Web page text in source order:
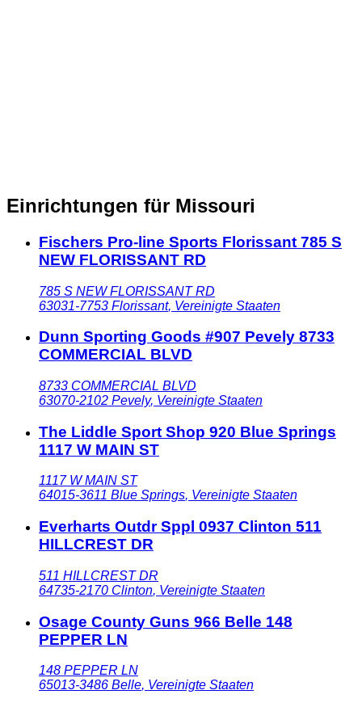
Einrichtungen für Missouri
Fischers Pro-line Sports Florissant 785 S
NEW FLORISSANT RD
785 S NEW FLORISSANT RD
63031-7753 Florissant, Vereinigte Staaten
Dunn Sporting Goods #907 Pevely 8733
COMMERCIAL BLVD
8733 COMMERCIAL BLVD
63070-2102 Pevely, Vereinigte Staaten
The Liddle Sport Shop 920 Blue Springs
1117 W MAIN ST
1117 W MAIN ST
64015-3611 Blue Springs, Vereinigte Staaten
Everharts Outdr Sppl 0937 Clinton 511
HILLCREST DR
511 HILLCREST DR
64735-2170 Clinton, Vereinigte Staaten
Osage County Guns 966 Belle 148
PEPPER LN
148 PEPPER LN
65013-3486 Belle, Vereinigte Staaten